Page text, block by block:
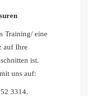
Training/ eine
auf Ihre
ist.
uns auf:
3314.